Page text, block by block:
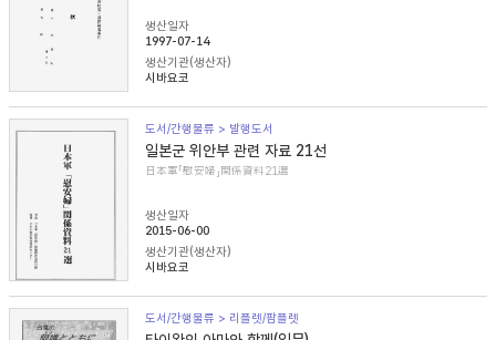
생산일자
1997-07-14
생산기관(생산자)
시바요코
도서/간행물류 > 발행도서
일본군 위안부 관련 자료 21선
日本軍「慰安婦」関係資料21選
생산일자
2015-06-00
생산기관(생산자)
시바요코
도서/간행물류 > 리플렛/팜플렛